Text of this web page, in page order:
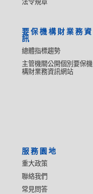
法令規章
要保機構財業務資
訊
總體指標趨勢
主管機關公開個別要保機
構財業務資訊網站
服務園地
重大政策
聯絡我們
常見問答